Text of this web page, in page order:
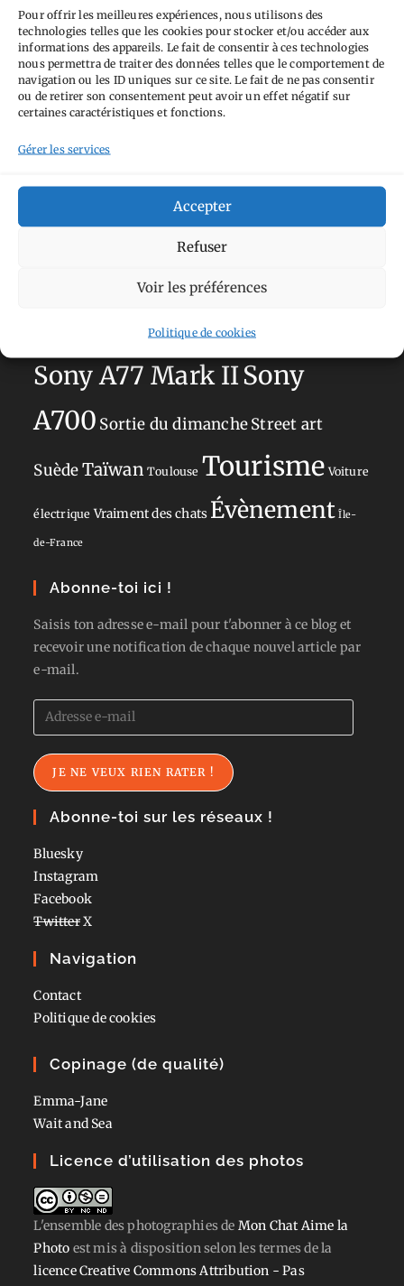
Pour offrir les meilleures expériences, nous utilisons des
technologies telles que les cookies pour stocker et/ou accéder aux
informations des appareils. Le fait de consentir à ces technologies
nous permettra de traiter des données telles que le comportement de
navigation ou les ID uniques sur ce site. Le fait de ne pas consentir
ou de retirer son consentement peut avoir un effet négatif sur
certaines caractéristiques et fonctions.
Gérer les services
Accepter
Refuser
Voir les préférences
Politique de cookies
Tags
Ailleurs Aimez-vous bordelAllemagne Andorre
Anti tourisme
perchéCircuit
Academy JaponJournées
du patrimoineLa DéfenseNormandieNorvège
Olympus OM-D E-M5
Paris
Sans adresseSavoie
Sony A77 Mark IISony
A700 Sortie du dimancheStreet art
SuèdeTaïwan Toulouse Tourisme Voiture
électrique Vraiment des chats Évènement Île-
de-France
Abonne-toi ici !
Saisis ton adresse e-mail pour t'abonner à ce blog et
recevoir une notification de chaque nouvel article par
e-mail.
Adresse
e-
mail
JE NE VEUX RIEN RATER !
Abonne-toi sur les réseaux !
Bluesky
Instagram
Facebook
TwitterX
Navigation
Contact
Politique de cookies
Copinage (de qualité)
Emma-Jane
Wait and Sea
Licence d’utilisation des photos
L'ensemble des photographiesde Mon Chat Aime la
Photo est mis à disposition selon les termes de la
licence Creative Commons Attribution - Pas